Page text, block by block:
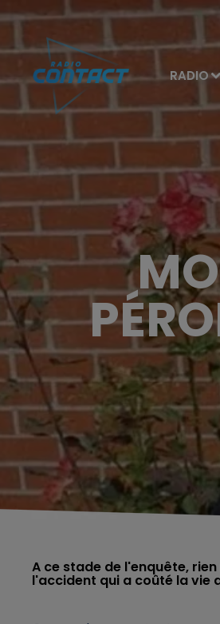
RADIO
A ce stade de l'enquête,
l'accident qui a coûté la vie